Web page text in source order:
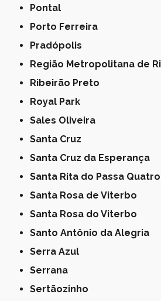
Pontal
Porto Ferreira
Pradópolis
Região Metropolitana de
Ribeirão Preto
Royal Park
Sales Oliveira
Santa Cruz
Santa Cruz da Esperança
Santa Rita do Passa Quatro
Santa Rosa de Viterbo
Santa Rosa do Viterbo
Santo Antônio da Alegria
Serra Azul
Serrana
Sertãozinho